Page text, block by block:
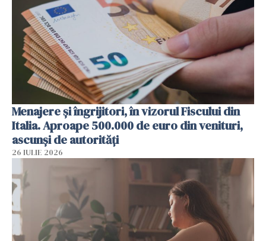
Menajere și îngrijitori, în vizorul Fiscului din
Italia. Aproape 500.000 de euro din venituri,
ascunși de autorități
26 IULIE 2026